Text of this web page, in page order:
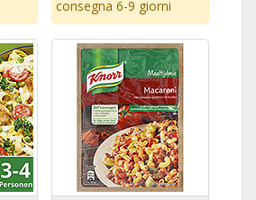
consegna 6-9 giorni